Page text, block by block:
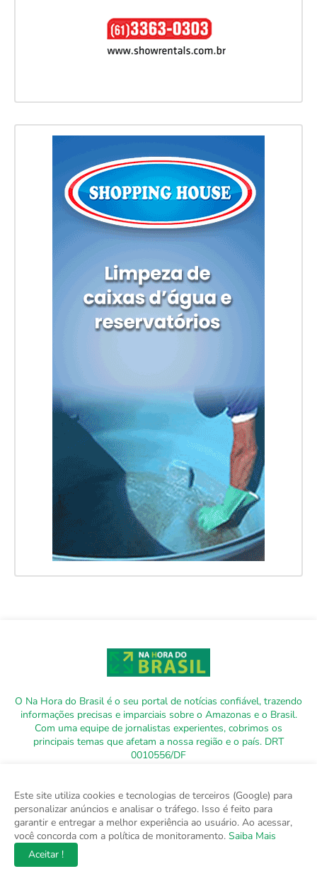
O Na Hora do Brasil é o seu portal de notícias confiável, trazendo
informações precisas e imparciais sobre o Amazonas e o Brasil.
Com uma equipe de jornalistas experientes, cobrimos os
principais temas que afetam a nossa região e o país. DRT
0010556/DF
Este site utiliza cookies e tecnologias de terceiros (Google) para
personalizar anúncios e analisar o tráfego. Isso é feito para
garantir e entregar a melhor experiência ao usuário. Ao acessar,
você concorda com a política de monitoramento. Saiba Mais
Aceitar !